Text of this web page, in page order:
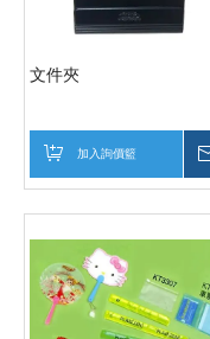
文件夾
加入詢價籃